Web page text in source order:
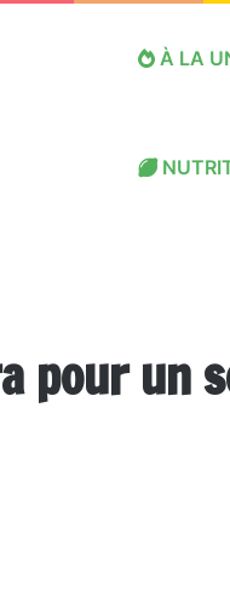
À LA
pour un